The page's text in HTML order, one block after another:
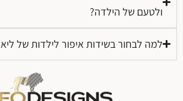
ולטעם של הילדה?
למה לבחור בשידות איפור לילדות של